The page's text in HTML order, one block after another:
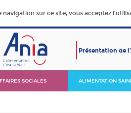
sur ce site, vous acceptez
Présentation de
SOCIALES ALIMENTATION